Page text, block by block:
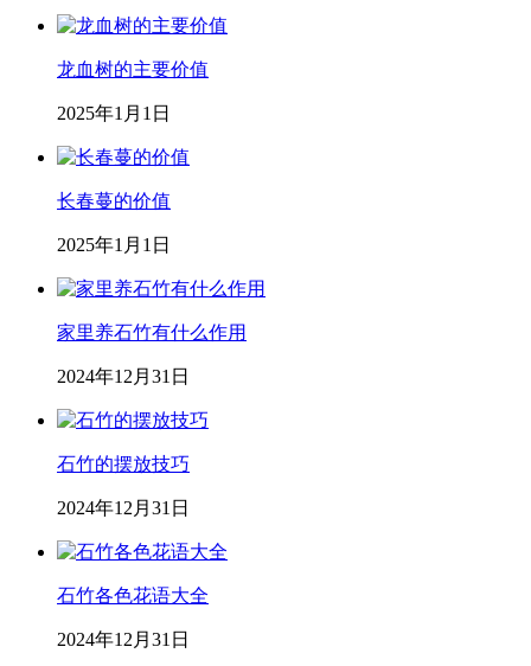
龙血树的主要价值
2025年1月1日
长春蔓的价值
2025年1月1日
家里养石竹有什么作用
2024年12月31日
石竹的摆放技巧
2024年12月31日
石竹各色花语大全
2024年12月31日